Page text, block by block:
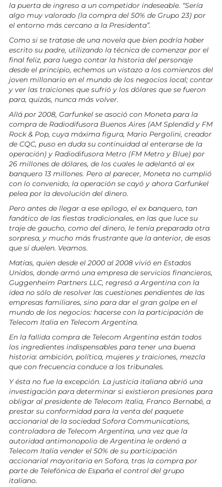
la puerta de ingreso a un competidor indeseable. “Sería
algo muy valorado (la compra del 50% de Grupo 23) por
el entorno más cercano a la Presidenta”.
Como si se tratase de una novela que bien podría haber
escrito su padre, utilizando la técnica de comenzar por el
final feliz, para luego contar la historia del personaje
desde el principio, echemos un vistazo a los comienzos del
joven millonario en el mundo de los negocios local; contar
y ver las traiciones que sufrió y los dólares que se fueron
para, quizás, nunca más volver.
Allá por 2008, Garfunkel se asoció con Moneta para la
compra de Radiodifusora Buenos Aires (AM Splendid y FM
Rock & Pop, cuya máxima figura, Mario Pergolini, creador
de CQC, puso en duda su continuidad al enterarse de la
operación) y Radiodifusora Metro (FM Metro y Blue) por
26 millones de dólares, de los cuales le adelantó al ex
banquero 13 millones. Pero al parecer, Moneta no cumplió
con lo convenido, la operación se cayó y ahora Garfunkel
pelea por la devolución del dinero.
Pero antes de llegar a ese epílogo, el ex banquero, tan
fanático de las fiestas tradicionales, en las que luce su
traje de gaucho, como del dinero, le tenía preparada otra
sorpresa, y mucho más frustrante que la anterior, de esas
que sí duelen. Veamos.
Matías, quien desde el 2000 al 2008 vivió en Estados
Unidos, donde armó una empresa de servicios financieros,
Guggenheim Partners LLC, regresó a Argentina con la
idea no sólo de resolver las cuestiones pendientes de las
empresas familiares, sino para dar el gran golpe en el
mundo de los negocios: hacerse con la participación de
Telecom Italia en Telecom Argentina.
En la fallida compra de Telecom Argentina están todos
los ingredientes indispensables para tener una buena
historia: ambición, política, mujeres y traiciones, mezcla
que con frecuencia conduce a los tribunales.
Y ésta no fue la excepción. La justicia italiana abrió una
investigación para determinar si existieron presiones para
obligar al presidente de Telecom Italia, Franco Bernabé, a
prestar su conformidad para la venta del paquete
accionarial de la sociedad Sofora Communications,
controladora de Telecom Argentina, una vez que la
autoridad antimonopolio de Argentina le ordenó a
Telecom Italia vender el 50% de su participación
accionarial mayoritaria en Sofora, tras la compra por
parte de Telefónica de España el control del grupo
italiano.